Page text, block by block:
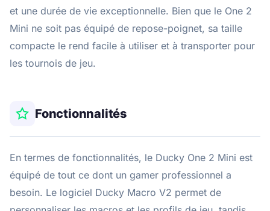
et une durée de vie exceptionnelle. Bien que le One 2
Mini ne soit pas équipé de repose-poignet, sa taille
compacte le rend facile à utiliser et à transporter pour
les tournois de jeu.
Fonctionnalités
En termes de fonctionnalités, le Ducky One 2 Mini est
équipé de tout ce dont un gamer professionnel a
besoin. Le logiciel Ducky Macro V2 permet de